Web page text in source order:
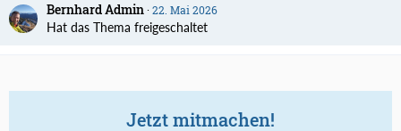
Bernhard Admin 22. Mai 2026
Hat das Thema freigeschaltet
Jetzt mitmachen!